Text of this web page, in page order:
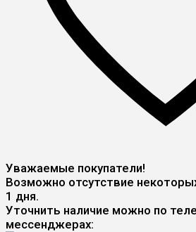
Уважаемые покупатели!
Возможно отсутствие
1 дня.
Уточнить наличие можно по
мессенджерах: